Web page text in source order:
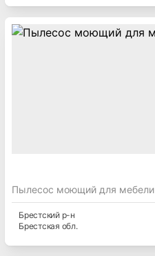
Пылесос моющий для мебели
Брестскийр-н
Брестская обл.